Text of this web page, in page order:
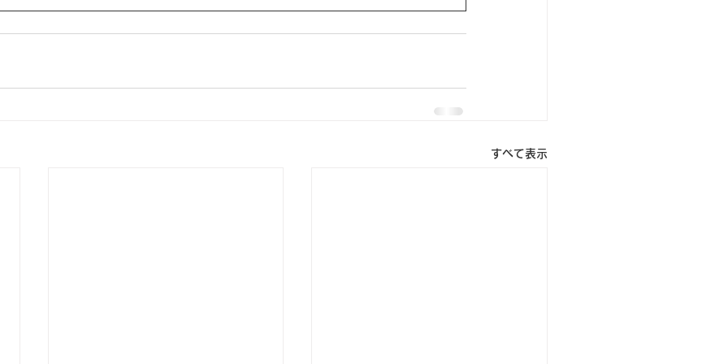
すべて表示